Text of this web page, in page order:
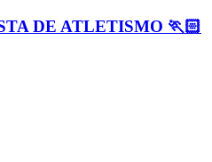
DE ATLETISMO 🏃🏻